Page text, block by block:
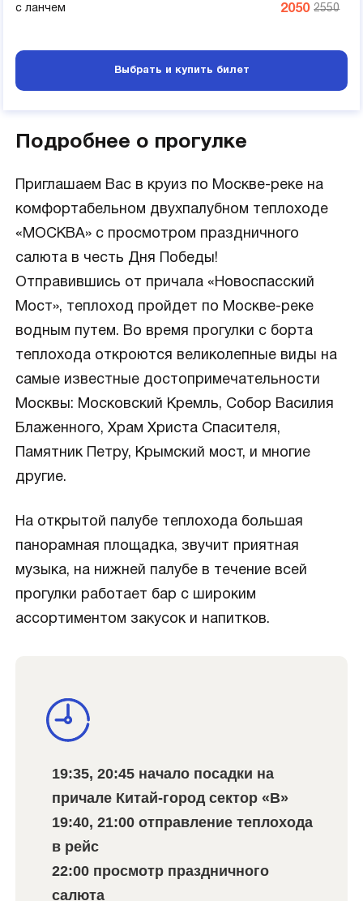
с ланчем 2550
2050
Выбрать и купить билет
Подробнее о прогулке
Приглашаем Вас в круиз по Москве-реке на
комфортабельном двухпалубном теплоходе
«МОСКВА» с просмотром праздничного
салюта в честь Дня Победы!
Отправившись от причала «Новоспасский
Мост», теплоход пройдет по Москве-реке
водным путем. Во время прогулки с борта
теплохода откроются великолепные виды на
самые известные достопримечательности
Москвы: Московский Кремль, Собор Василия
Блаженного, Храм Христа Спасителя,
Памятник Петру, Крымский мост, и многие
другие.
На открытой палубе теплохода большая
панорамная площадка, звучит приятная
музыка, на нижней палубе в течение всей
прогулки работает бар с широким
ассортиментом закусок и напитков.
19:35, 20:45 начало посадки на
причале Китай-город сектор «B»
19:40, 21:00 отправление теплохода
в рейс
22:00 просмотр праздничного
салюта